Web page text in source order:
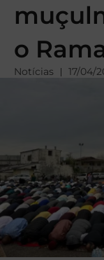
o
Notícias 17/04/